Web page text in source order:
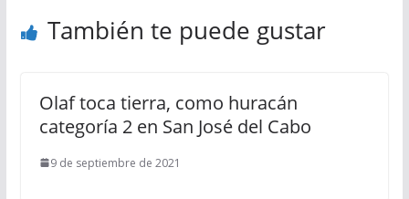
También te puede gustar
Olaf toca tierra, como huracán
categoría 2 en San José del Cabo
9 de septiembre de 2021